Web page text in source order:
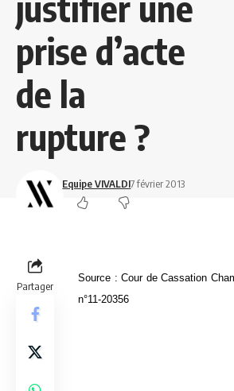
prise d’acte
de la
rupture ?
Equipe VIVALDI7 février 2013
Partager
Source : Cour de Cassation
n°11-20356